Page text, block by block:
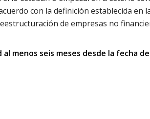
con la definición establecida en
de empresas no
menos seis meses desde la fecha